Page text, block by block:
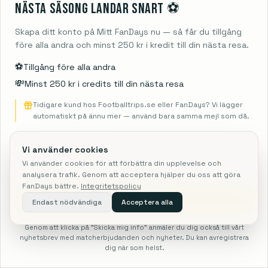
8fans har reageret
FanDays bidrag
Ida
fans har reageret
FanDays bidrag
MA Martin
Hvor heldig kan man være ♥️"
5
11fans har reageret
21 REJSER
Se rejser fra 5 806 SEK
Nästa säsong landar snart ⚽️
Skapa ditt konto på Mitt FanDays nu — så får du tillgång
före alla andra och minst 250 kr i kredit till din nästa resa.
⚽️Tillgång före alla andra
💸Minst 250 kr i credits till din nästa resa
Tidigare kund hos Footballtrips.se eller FanDays? Vi lägger
automatiskt på ännu mer — använd bara samma mejl som då.
Skicka mig info
Genom att klicka på "Skicka mig info" anmäler du dig också till vårt
nyhetsbrev med matcherbjudanden och nyheter. Du kan avregistrera
dig när som helst.
Vi använder cookies
Vi använder cookies för att förbättra din upplevelse och
analysera trafik. Genom att acceptera hjälper du oss att göra
FanDays bättre. Integritetspolicy
Endast nödvändiga
Acceptera alla